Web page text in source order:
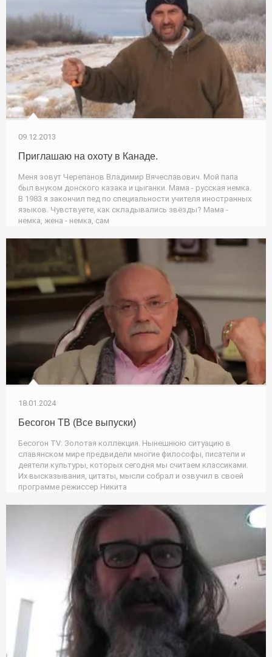
09.12.2013
Приглашаю на охоту в Канаде.
Меня зовут Черепанов Владимир Вячеславович. Мой папа
был внуком донского казака и цыганки. Мама - русская немка.
В 1983 я закончил пед по специальности учителя иностранных
языков. Чувствуете, как складывались звёзды? Мама -
немка, жена - немка, сам
18.01.2024
Бесогон ТВ (Все выпуски)
Бесогон TV: Золотая коллекция. Нынешнюю ситуацию в
славянском мире предвидели многие философы, писатели и
деятели культуры, которых сегодня мы считаем классиками.
Их высказывания, цитаты, мысли собрал и озвучил в своей
программе режиссер Никита